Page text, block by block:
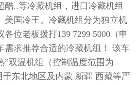
酷..等冷藏机组，进口冷藏机组
美国冷王。冷藏机组分为独立机
位老板拨打139 7299 5000（申
需求推荐合适的冷藏机组！ 该车
”双温机组（控制温度范围为
东北地区及内蒙 新疆 西藏等严